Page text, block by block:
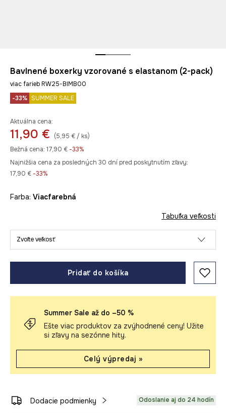
Bavlnené boxerky vzorované s elastanom (2-pack)
viac farieb RW25-BIMB00
-33% SUMMER SALE
Aktuálna cena:
11,90 €
(5,95 € / ks)
Bežná cena: 17,90 € -33%
Najnižšia cena za posledných 30 dní pred poskytnutím zľavy:
17,90 € -33%
Farba: viacfarebná
Tabuľka veľkosti
Zvoľte veľkosť
Pridať do košíka
Summer Sale až do –50 %
Ešte viac produktov za zvýhodnené ceny! Užite
si zľavy na sezónne hity.
Celý výpredaj »
Dodacie podmienky Odoslanie aj do 24 hodín